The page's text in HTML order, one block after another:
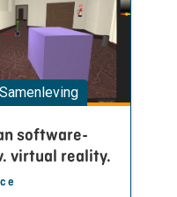
software-
virtual reality.